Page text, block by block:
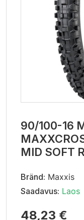
90/100-16
MID SOFT
Bränd: Maxxis
Saadavus: Laos
48,23 €